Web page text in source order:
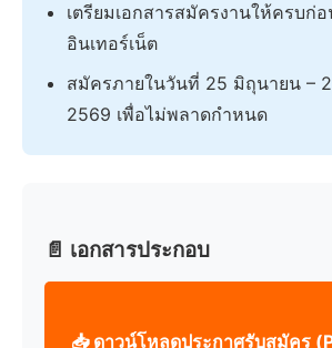
เตรียมเอกสารสมัครงานให้ครบก่
อินเทอร์เน็ต
สมัครภายในวันที่ 25 มิถุนายน –
2569 เพื่อไม่พลาดกำหนด
📄 เอกสารประกอบ
📥 ดาวน์โหลดประกาศรับสมัคร